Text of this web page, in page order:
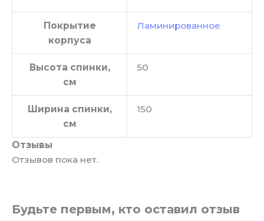
Покрытие
корпуса
Ламинированное
Высота спинки,
см
50
Ширина спинки,
см
150
Отзывы
Отзывов пока нет.
Будьте первым, кто оставил отзыв